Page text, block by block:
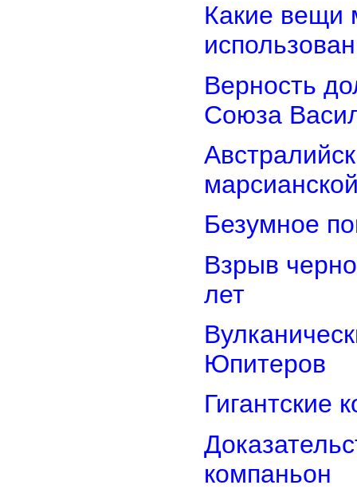
Какие вещи
Верность
Союза
Безумное
Взрыв
лет
Юпитеров
Гигантские
компаньон